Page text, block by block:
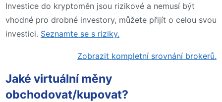
Investice do kryptoměn jsou rizikové a nemusí být
vhodné pro drobné investory, můžete přijít o celou svou
investici. Seznamte se s riziky.
Zobrazit kompletní srovnání brokerů.
Jaké virtuální měny
obchodovat/kupovat?